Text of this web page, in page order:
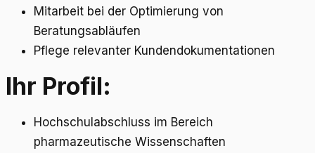
Mitarbeit bei der Optimierung von
Beratungsabläufen
Pflege relevanter Kundendokumentationen
Ihr Profil:
Hochschulabschluss im Bereich
pharmazeutische Wissenschaften